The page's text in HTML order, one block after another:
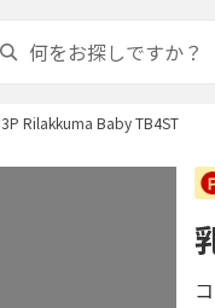
Rilakkuma Baby TB4ST